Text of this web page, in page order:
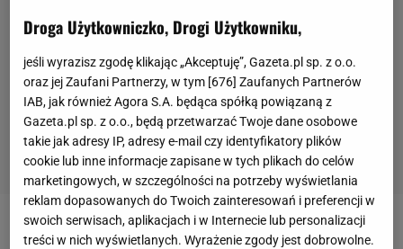
David Alaba odejdzie z Bayernu Monachium?
Droga Użytkowniczko, Drogi Użytkowniku,
jeśli wyrazisz zgodę klikając „Akceptuję”, Gazeta.pl sp. z o.o.
oraz jej Zaufani Partnerzy, w tym [676] Zaufanych Partnerów
IAB, jak również Agora S.A. będąca spółką powiązaną z
Gazeta.pl sp. z o.o., będą przetwarzać Twoje dane osobowe
takie jak adresy IP, adresy e-mail czy identyfikatory plików
cookie lub inne informacje zapisane w tych plikach do celów
marketingowych, w szczególności na potrzeby wyświetlania
reklam dopasowanych do Twoich zainteresowań i preferencji w
swoich serwisach, aplikacjach i w Internecie lub personalizacji
treści w nich wyświetlanych. Wyrażenie zgody jest dobrowolne.